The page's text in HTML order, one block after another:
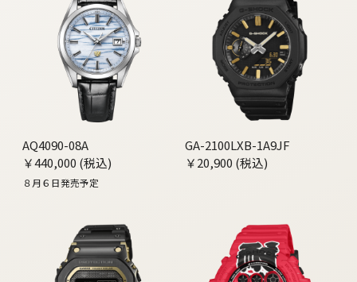
AQ4090-08A
￥440,000 (税込)
８月６日発売予定
GA-2100LXB-1A9JF
￥20,900 (税込)